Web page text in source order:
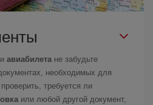
авиабилета не забудьте
необходимых для
требуется ли
или любой другой документ,